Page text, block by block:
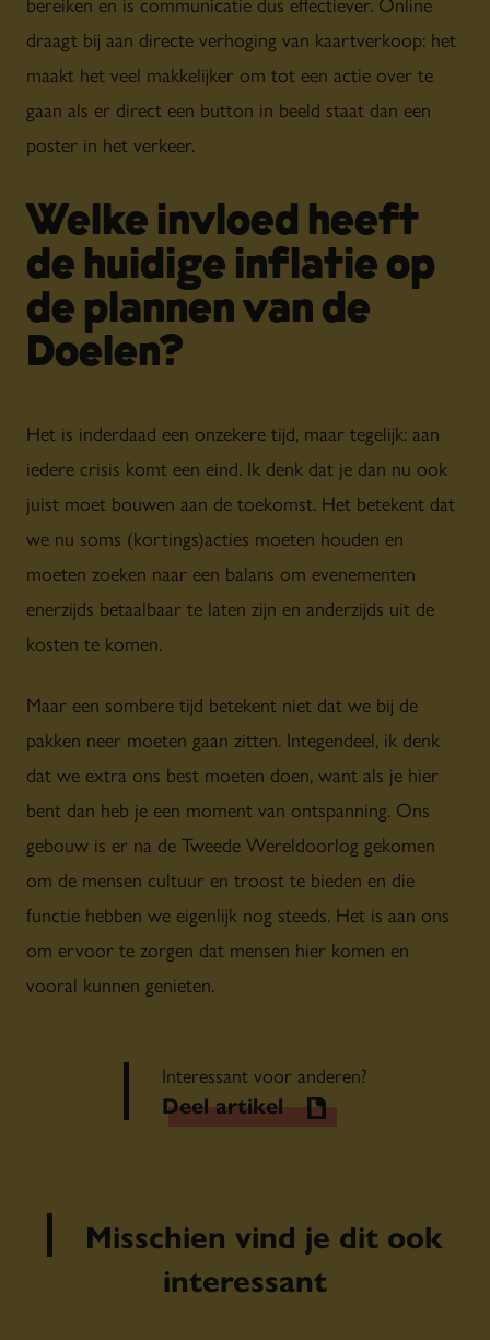
draagt bij aan directe verhoging van kaartverkoop: het
maakt het veel makkelijker om tot een actie over te
gaan als er direct een button in beeld staat dan een
poster in het verkeer.
Welke invloed heeft
de huidige inflatie op
de plannen van de
Doelen?
Het is inderdaad een onzekere tijd, maar tegelijk: aan
iedere crisis komt een eind. Ik denk dat je dan nu ook
juist moet bouwen aan de toekomst. Het betekent dat
we nu soms (kortings)acties moeten houden en
moeten zoeken naar een balans om evenementen
enerzijds betaalbaar te laten zijn en anderzijds uit de
kosten te komen.
Maar een sombere tijd betekent niet dat we bij de
pakken neer moeten gaan zitten. Integendeel, ik denk
dat we extra ons best moeten doen, want als je hier
bent dan heb je een moment van ontspanning. Ons
gebouw is er na de Tweede Wereldoorlog gekomen
om de mensen cultuur en troost te bieden en die
functie hebben we eigenlijk nog steeds. Het is aan ons
om ervoor te zorgen dat mensen hier komen en
vooral kunnen genieten.
Interessant voor anderen?
Deel artikel
Misschien vind je dit ook
interessant